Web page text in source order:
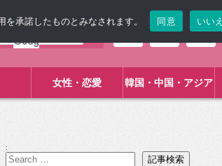
女性・恋愛 韓国・中国・アジア
:
承諾したものとみなされます。 同意 いいえ